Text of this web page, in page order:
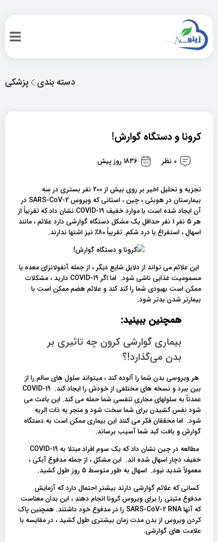
پزشکی دسته بندی
کرونا و دستگاه گوارش!
0 نظر 1836 روز پیش
تجزیه و تحلیل اخیر بر روی بیش از 200 نفر بستری در سه
بیمارستان در هوبئی ، چین ، استانی که ویروس SARS-CoV-2 در
آن ایجاد شده است با موارد خفیف COVID-19 نشان داد که تقریباً از
هر 5 نفر 1 نفر حداقل یک مشکل دستگاه گوارشی دارد علائم ، مانند
اسهال ، استفراغ یا درد شکم. تقریباً 80٪ نیز اشتها ندارند.
این علائم می تواند از دلایل شایع دیگر ، از جمله آنفولانزای معده یا
مسمومیت غذایی ناشی شود. اما اگر COVID-19 دارید ، مشکلات
ممکن است بهبودی شما را کند کند و علائم هضم ممکن است با
بیمارتر شدن بدتر شود.
همچنین ببینید:
بیماری گوارشی کرون چه تاثیری بر
بدن می‌گذارد!؟
هر ویروسی بدن شما را آلوده کند ، میتواند سلول های سالم را از
بین ببرد و نسخه های مختلفی از خودش را ایجاد کند. COVID-19
عمدتاً به سلولهای مجاری تنفسی شما حمله می کند. این باعث می
شود نفس کشیدن برای شما سخت شود و منجر به ذات الریه
شود. اما محققان فکر می کنند این بیماری ممکن است به دستگاه
گوارش و بافت کبد شما آسیب برساند.
مطالعه در چین نشان داد که یک سوم افراد مبتلا به COVID-19
خفیف دچار اسهال شده اند. این مشکل ، از جمله مدفوع آبکی ،
معمولاً شدید نبود. اسهال به طور متوسط 5 روز طول کشید.
کسانی که علائم گوارشی دارند بیشتر احتمال دارد که آزمایش
مدفوع مثبتی را برای ویروس کرونا انجام دهند ، این بدان معناست
که آنها SARS-CoV-2 RNA را در مدفوع خود داشتند. همچنین پاک
کردن ویروس از بدن مدت زمان بیشتری طول کشید ، در مقایسه با
علامت های گوارشی.